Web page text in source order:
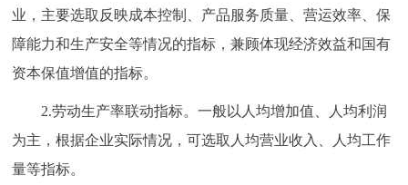
业，主要选取反映成本控制、产品服务质量、营运效率、保
障能力和生产安全等情况的指标，兼顾体现经济效益和国有
资本保值增值的指标。
2.劳动生产率联动指标。一般以人均增加值、人均利润
为主，根据企业实际情况，可选取人均营业收入、人均工作
量等指标。